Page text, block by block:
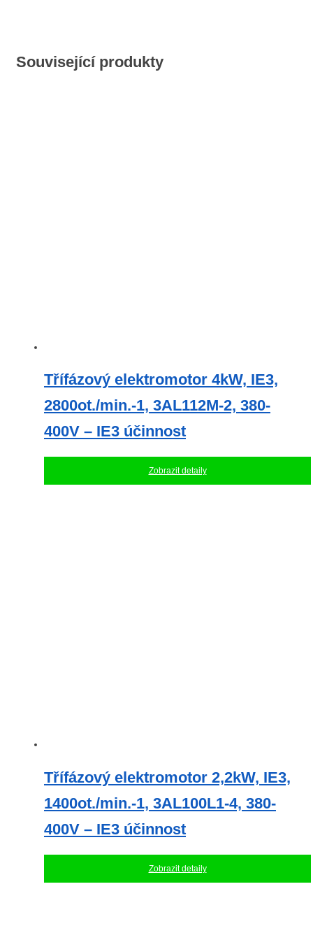
Související produkty
Třífázový elektromotor 4kW, IE3,
2800ot./min.-1, 3AL112M-2, 380-
400V – IE3 účinnost
Zobrazit detaily
Třífázový elektromotor 2,2kW, IE3,
1400ot./min.-1, 3AL100L1-4, 380-
400V – IE3 účinnost
Zobrazit detaily